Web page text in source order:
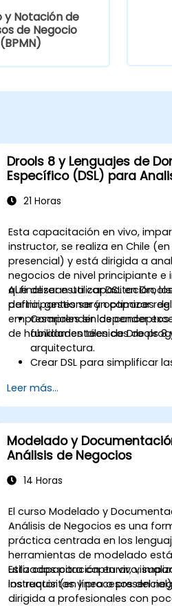
y Notación de
de Negocio
(BPMN)
Drools 8 y Lenguajes de
Específico (DSL) para
21 Horas
Esta capacitación en vivo,
instructor, se realiza en Chile
presencial) y está dirigida a
negocios de nivel principiante e
que desean utilizar DSL en
definir, gestionar y optimizar
empresariales sin depender
de habilidades técnicas de
Al finalizar esta capacitación, los
participantes serán capaces de:
Comprender los conceptos
fundamentales de Drools 8
arquitectura.
Crear DSL para simplificar
dirigidas a usuarios no
Gestionar, probar y
reglas de manera efectiva
Drools Workbench.
Colaborar con equipos
implementar y refinar las
empresariales.
optimización de reglas y la
ciclo de vida.
Leer más...
Modelado y
Análisis de Negocios
14 Horas
El curso Modelado y
Análisis de Negocios es una
práctica centrada en los
herramientas de modelado
utilizados para capturar,
los requisitos y procesos del
Esta capacitación en vivo,
instructor (en línea o
dirigida a profesionales con